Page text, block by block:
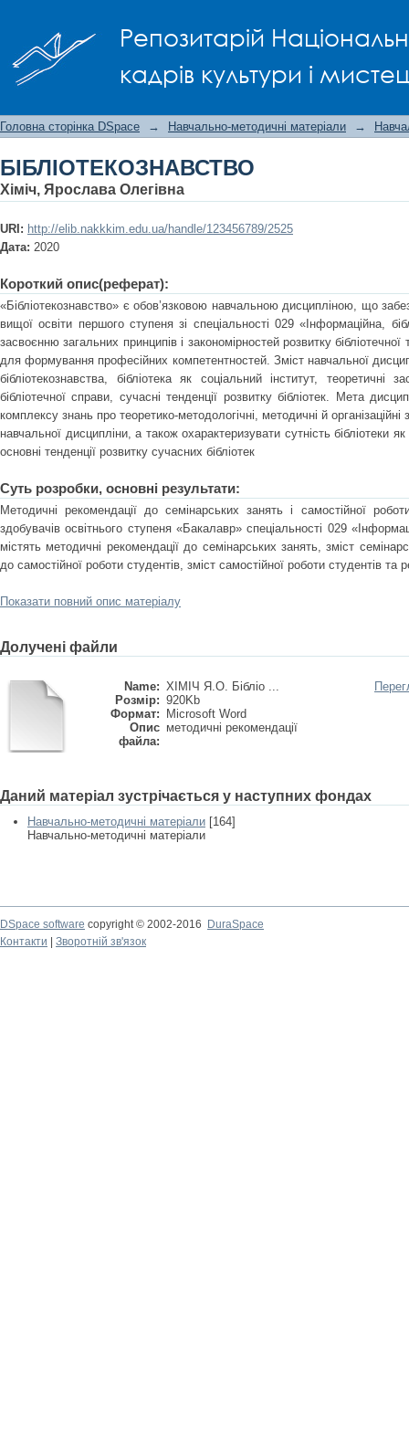
Репозитарій
кадрів культури і
Головна сторінка DSpace → Навчально-методичні матеріали →
БІБЛІОТЕКОЗНАВСТВО
Хіміч, Ярослава Олегівна
URI: http://elib.nakkkim.edu.ua/handle/123456789/2525
Дата: 2020
Короткий опис(реферат):
«Бібліотекознавство» є обов’язковою навчальною дисципліною, що
вищої освіти першого ступеня зі спеціальності 029 «Інформаційна,
засвоєнню загальних принципів і закономірностей розвитку
для формування професійних компетентностей. Зміст навчальної
бібліотекознавства, бібліотека як соціальний інститут, теоретичні
бібліотечної справи, сучасні тенденції розвитку бібліотек. Мета
комплексу знань про теоретико-методологічні, методичні й організаційні
навчальної дисципліни, а також охарактеризувати сутність бібліотеки як
основні тенденції розвитку сучасних бібліотек
Суть розробки, основні результати:
Методичні рекомендації до семінарських занять і самостійної
здобувачів освітнього ступеня «Бакалавр» спеціальності 029
містять методичні рекомендації до семінарських занять, зміст
до самостійної роботи студентів, зміст самостійної роботи студентів та
Показати повний опис матеріалу
Долучені файли
Name: ХІМІЧ Я.О. Бібліо ...
Розмір: 920Kb
Формат:
Microsoft Word
Опис
файла:
методичні рекомендації
Даний матеріал зустрічається у наступних фондах
Навчально-методичні матеріали [164]
Навчально-методичні матеріали
DSpace software copyright © 2002-2016
DuraSpace
Контакти
Зворотній зв'язок